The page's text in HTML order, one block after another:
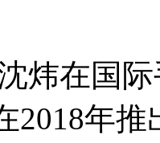
炜在国
2018年